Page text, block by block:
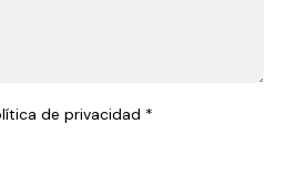
de privacidad *